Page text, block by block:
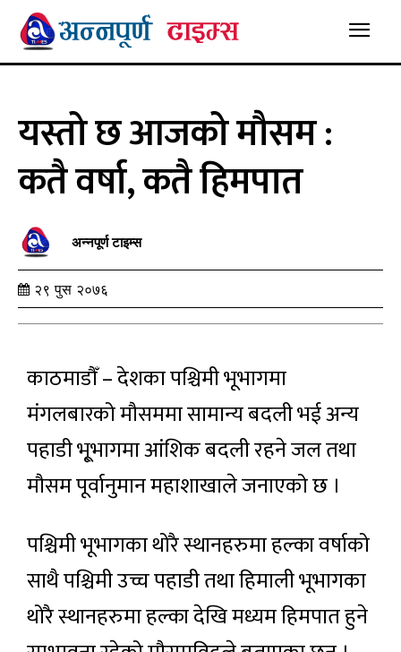
यस्तो छ आजको मौसम :
कतै वर्षा, कतै हिमपात
अन्नपूर्ण टाइम्स
२९ पुस २०७६
काठमाडौँ – देशका पश्चिमी भूभागमा
मंगलबारको मौसममा सामान्य बदली भई अन्य
पहाडी भू्भागमा आंशिक बदली रहने जल तथा
मौसम पूर्वानुमान महाशाखाले जनाएको छ ।
पश्चिमी भूभागका थोरै स्थानहरुमा हल्का वर्षाको
साथै पश्चिमी उच्च पहाडी तथा हिमाली भूभागका
थोरै स्थानहरुमा हल्का देखि मध्यम हिमपात हुने